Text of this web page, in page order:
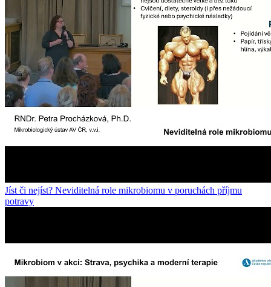
Jíst či nejíst? Neviditelná role mikrobiomu v poruchách příjmu
potravy